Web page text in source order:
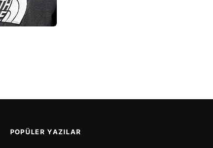
gibi çeşitli uygulamaları içerir. Bu
[…]
POPÜLER YAZILAR